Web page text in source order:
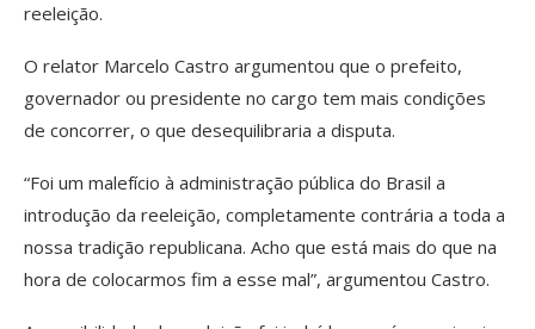
reeleição.
O relator Marcelo Castro argumentou que o prefeito,
governador ou presidente no cargo tem mais condições
de concorrer, o que desequilibraria a disputa.
“Foi um malefício à administração pública do Brasil a
introdução da reeleição, completamente contrária a toda a
nossa tradição republicana. Acho que está mais do que na
hora de colocarmos fim a esse mal”, argumentou Castro.